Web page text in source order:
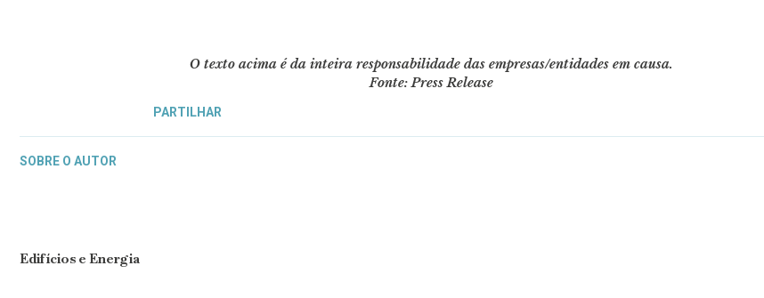
O texto acima é da inteira responsabilidade das empresas/entidades em causa.
Fonte: Press Release
PARTILHAR
SOBRE O AUTOR
Edifícios e Energia